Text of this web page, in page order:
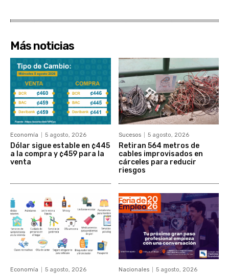
Más noticias
Economía 5 agosto, 2026
Dólar sigue estable en ¢445
a la compra y ¢459 para la
venta
Sucesos 5 agosto, 2026
Retiran 564 metros de
cables improvisados en
cárceles para reducir
riesgos
Economía 5 agosto, 2026 Nacionales 5 agosto, 2026